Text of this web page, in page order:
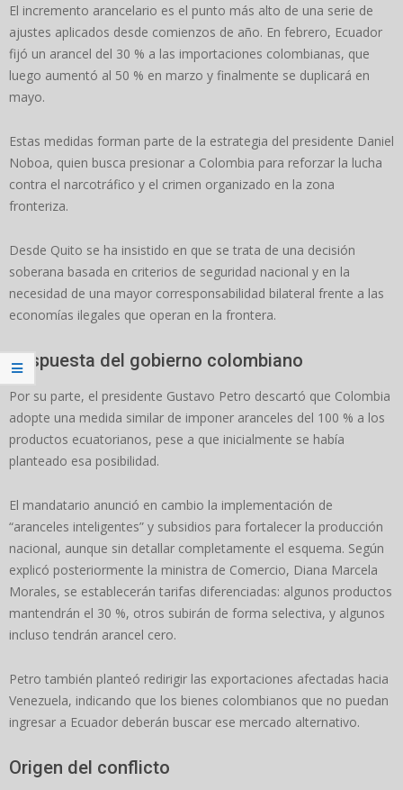
El incremento arancelario es el punto más alto de una serie de
ajustes aplicados desde comienzos de año. En febrero, Ecuador
fijó un arancel del 30 % a las importaciones colombianas, que
luego aumentó al 50 % en marzo y finalmente se duplicará en
mayo.
Estas medidas forman parte de la estrategia del presidente Daniel
Noboa, quien busca presionar a Colombia para reforzar la lucha
contra el narcotráfico y el crimen organizado en la zona
fronteriza.
Desde Quito se ha insistido en que se trata de una decisión
soberana basada en criterios de seguridad nacional y en la
necesidad de una mayor corresponsabilidad bilateral frente a las
economías ilegales que operan en la frontera.
Respuesta del gobierno colombiano
Por su parte, el presidente Gustavo Petro descartó que Colombia
adopte una medida similar de imponer aranceles del 100 % a los
productos ecuatorianos, pese a que inicialmente se había
planteado esa posibilidad.
El mandatario anunció en cambio la implementación de
“aranceles inteligentes” y subsidios para fortalecer la producción
nacional, aunque sin detallar completamente el esquema. Según
explicó posteriormente la ministra de Comercio, Diana Marcela
Morales, se establecerán tarifas diferenciadas: algunos productos
mantendrán el 30 %, otros subirán de forma selectiva, y algunos
incluso tendrán arancel cero.
Petro también planteó redirigir las exportaciones afectadas hacia
Venezuela, indicando que los bienes colombianos que no puedan
ingresar a Ecuador deberán buscar ese mercado alternativo.
Origen del conflicto